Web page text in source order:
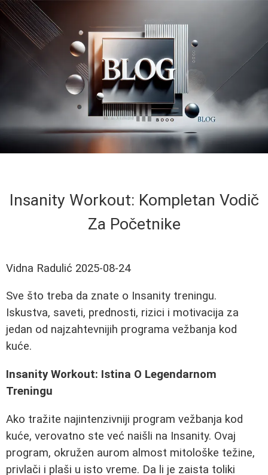
Insanity Workout: Kompletan Vodič
Za Početnike
Vidna Radulić 2025-08-24
Sve što treba da znate o Insanity treningu.
Iskustva, saveti, prednosti, rizici i motivacija za
jedan od najzahtevnijih programa vežbanja kod
kuće.
Insanity Workout: Istina O Legendarnom
Treningu
Ako tražite najintenzivniji program vežbanja kod
kuće, verovatno ste već naišli na Insanity. Ovaj
program, okružen aurom almost mitološke težine,
privlači i plaši u isto vreme. Da li je zaista toliki